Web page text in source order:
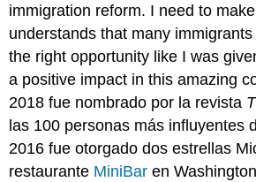
immigration reform. I need to
understands that many
the right opportunity like I was
a positive impact in this amazing
2018 fue nombrado por la revista
las 100 personas más influyentes
2016 fue otorgado dos estrellas
restaurante MiniBar en